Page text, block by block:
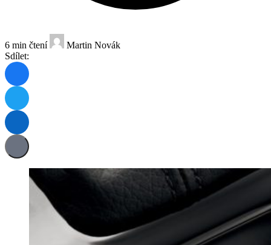
6 min čtení
Martin Novák
Sdílet: